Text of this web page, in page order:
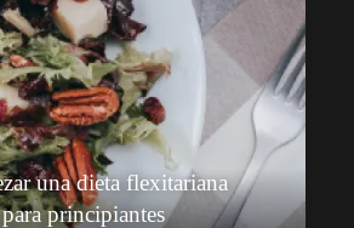
una dieta flexitariana
principiantes